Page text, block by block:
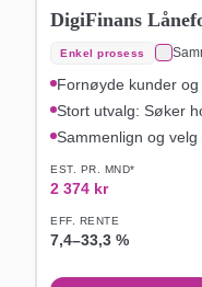
DigiFinans
Enkel prosess
Fornøyde kunder
Stort utvalg: Søker
Sammenlign og
EST. PR. MND*
2 374 kr
EFF. RENTE
7,4–33,3 %